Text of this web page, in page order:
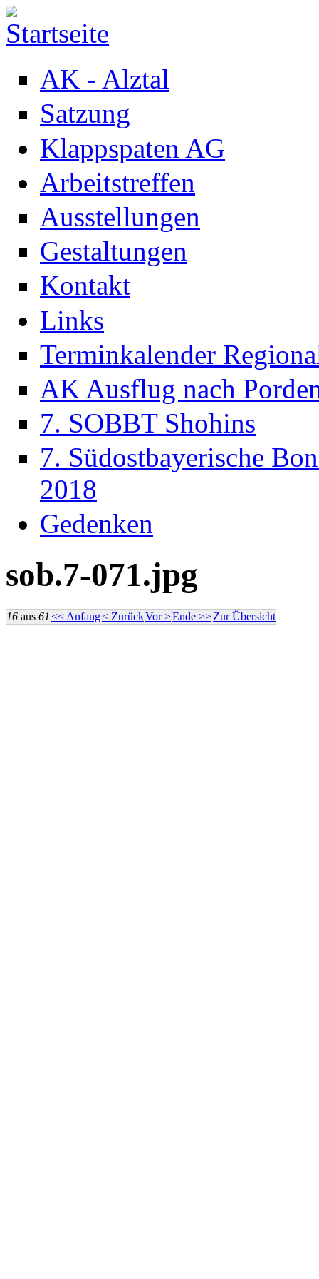
Direkt zum Inhalt
AK - Alztal
Satzung
Klappspaten AG
Arbeitstreffen
Ausstellungen
Gestaltungen
Kontakt
Links
Terminkalender
AK Ausflug nach
7. SOBBT Shohins
7. Südostbayerische
2018
Gedenken
sob.7-071.jpg
16 aus 61 << Anfang< ZurückVor >Ende >>Zur Übersicht